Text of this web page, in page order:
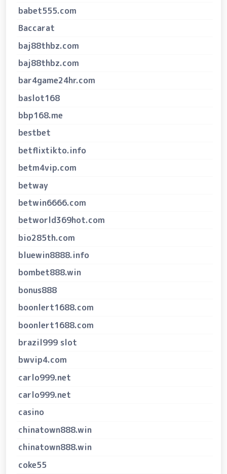
babet555.com
Baccarat
baj88thbz.com
baj88thbz.com
bar4game24hr.com
baslot168
bbp168.me
bestbet
betflixtikto.info
betm4vip.com
betway
betwin6666.com
betworld369hot.com
bio285th.com
bluewin8888.info
bombet888.win
bonus888
boonlert1688.com
boonlert1688.com
brazil999 slot
bwvip4.com
carlo999.net
carlo999.net
casino
chinatown888.win
chinatown888.win
coke55